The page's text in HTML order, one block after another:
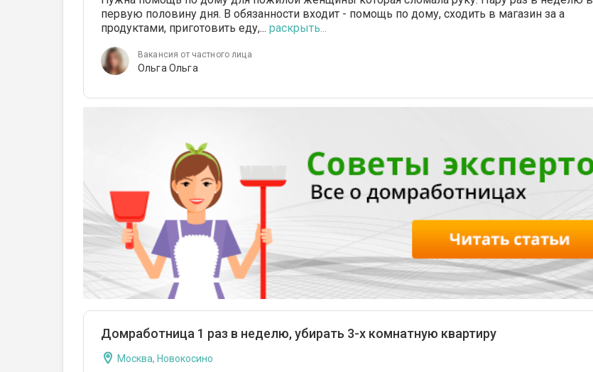
первую половину дня. В обязанности входит - помощь по дому, сходить в магазин за а
продуктами, приготовить еду,... раскрыть...
Вакансия от частного лица
Ольга Ольга
Домработница 1 раз в неделю, убирать 3-х комнатную квартиру
Москва, Новокосино